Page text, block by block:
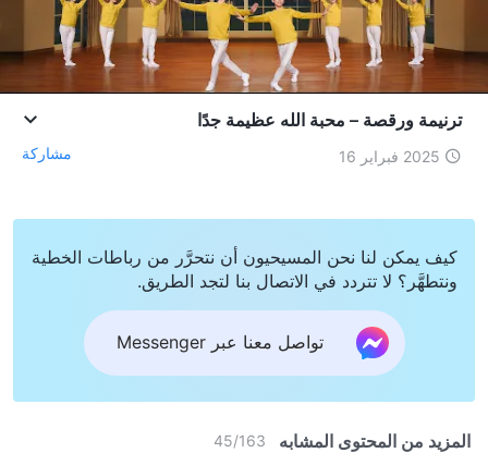
ترنيمة ورقصة – محبة الله عظيمة جدًا
2025 فبراير 16 مشاركة
كيف يمكن لنا نحن المسيحيون أن نتحرَّر من رباطات الخطية
ونتطهَّر؟ لا تتردد في الاتصال بنا لتجد الطريق.
تواصل معنا عبر Messenger
المزيد من المحتوى المشابه 45/163